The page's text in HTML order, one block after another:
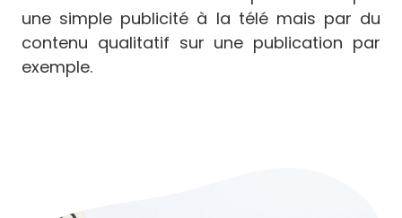
une simple publicité à la télé mais par du
contenu qualitatif sur une publication par
exemple.